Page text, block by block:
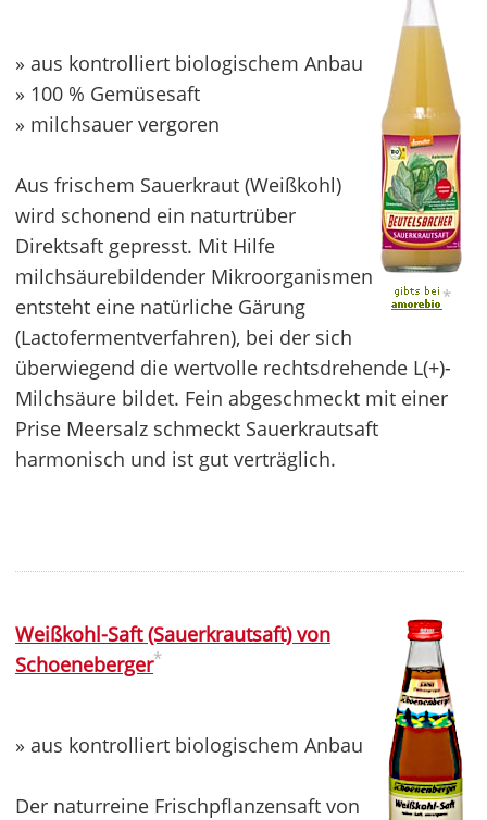
*
» aus kontrolliert biologischem Anbau
» 100 % Gemüsesaft
» milchsauer vergoren
Aus frischem Sauerkraut (Weißkohl)
wird schonend ein naturtrüber
Direktsaft gepresst. Mit Hilfe
milchsäurebildender Mikroorganismen
entsteht eine natürliche Gärung
(Lactofermentverfahren), bei der sich
überwiegend die wertvolle rechtsdrehende L(+)-
Milchsäure bildet. Fein abgeschmeckt mit einer
Prise Meersalz schmeckt Sauerkrautsaft
harmonisch und ist gut verträglich.
Weißkohl-Saft (Sauerkrautsaft) von
Schoeneberger*
» aus kontrolliert biologischem Anbau
Der naturreine Frischpflanzensaft von